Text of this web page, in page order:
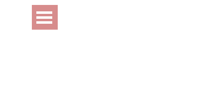
Перейти к контенту
Пропустить меню